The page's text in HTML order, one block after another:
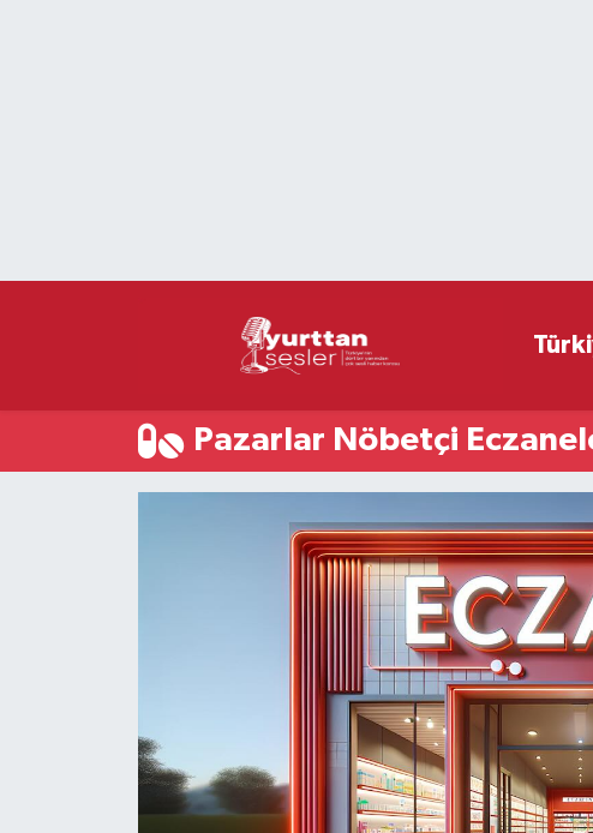
Pazarlar Nöbetçi
Süper Lig Puan Durumu ve Fikstür
Son Dakika Haberleri